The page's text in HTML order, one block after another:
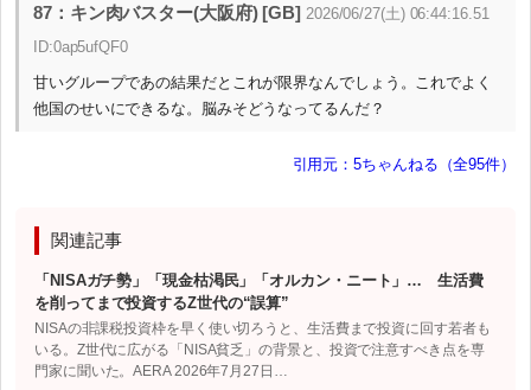
87：キン肉バスター(大阪府) [GB] 2026/06/27(土) 06:44:16.51
ID:0ap5ufQF0
甘いグループであの結果だとこれが限界なんでしょう。これでよく
他国のせいにできるな。脳みそどうなってるんだ？
引用元：5ちゃんねる（全95件）
関連記事
「NISAガチ勢」「現金枯渇民」「オルカン・ニート」… 生活費
を削ってまで投資するZ世代の“誤算”
NISAの非課税投資枠を早く使い切ろうと、生活費まで投資に回す若者も
いる。Z世代に広がる「NISA貧乏」の背景と、投資で注意すべき点を専
門家に聞いた。AERA 2026年7月27日…